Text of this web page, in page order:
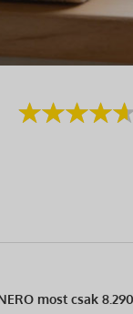
most csak